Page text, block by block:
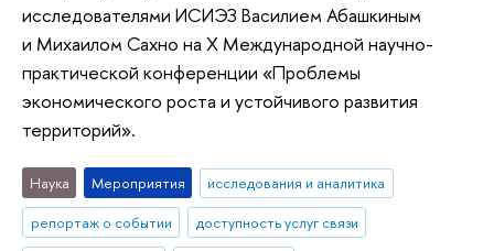
исследователями ИСИЭЗ Василием Абашкиным
и Михаилом Сахно на X Международной научно-
практической конференции «Проблемы
экономического роста и устойчивого развития
территорий».
Наука Мероприятия
исследования и аналитика
репортаж о событии
доступность услуг связи